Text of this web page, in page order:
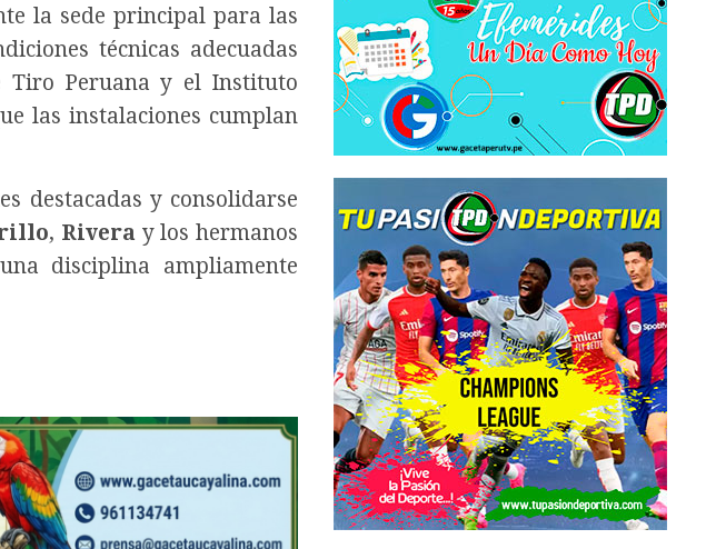
la sede principal para las
técnicas adecuadas
Tiro Peruana y el Instituto
las instalaciones cumplan
destacadas y consolidarse
, Riveray los hermanos
disciplina ampliamente